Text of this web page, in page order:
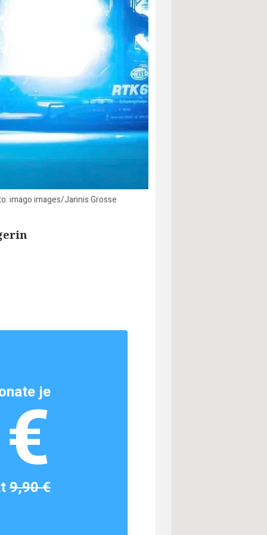
imago images/Jannis Grosse
je
9,90 €